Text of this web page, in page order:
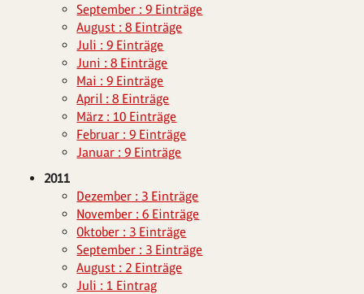
September : 9 Einträge
August : 8 Einträge
Juli : 9 Einträge
Juni : 8 Einträge
Mai : 9 Einträge
April : 8 Einträge
März : 10 Einträge
Februar : 9 Einträge
Januar : 9 Einträge
2011
Dezember : 3 Einträge
November : 6 Einträge
Oktober : 3 Einträge
September : 3 Einträge
August : 2 Einträge
Juli : 1 Eintrag